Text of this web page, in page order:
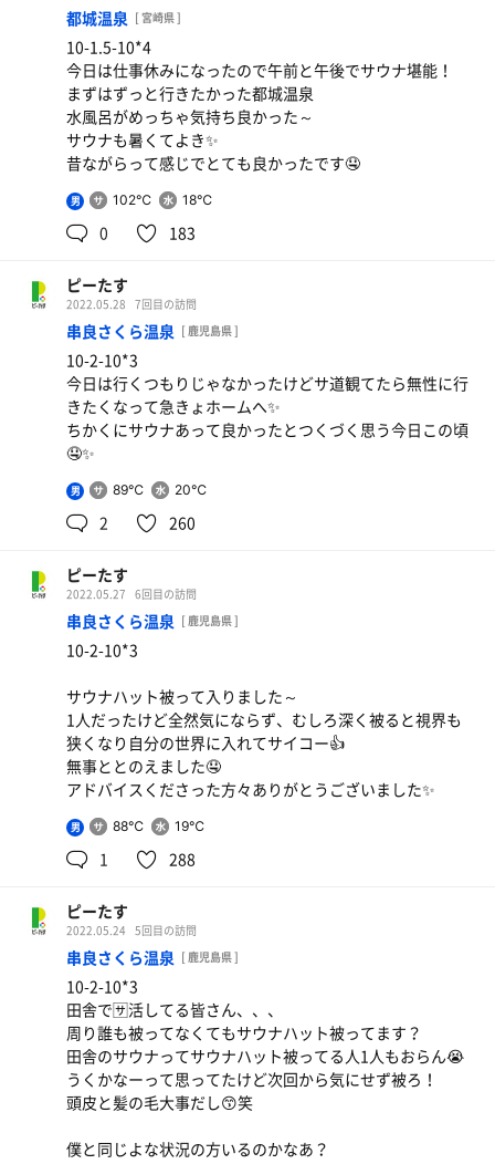
都城温泉 [ 宮崎県 ]
10-1.5-10*4
今日は仕事休みになったので午前と午後でサウナ堪能！
まずはずっと行きたかった都城温泉
水風呂がめっちゃ気持ち良かった～
サウナも暑くてよき✨
昔ながらって感じでとても良かったです🤤
男 102℃ 18℃
0 183
ピーたす
2022.05.28 7回目の訪問
串良さくら温泉 [ 鹿児島県 ]
10-2-10*3
今日は行くつもりじゃなかったけどサ道観てたら無性に行
きたくなって急きょホームへ✨
ちかくにサウナあって良かったとつくづく思う今日この頃
🤤✨
男 89℃ 20℃
2 260
ピーたす
2022.05.27 6回目の訪問
串良さくら温泉 [ 鹿児島県 ]
10-2-10*3
サウナハット被って入りました～
1人だったけど全然気にならず、むしろ深く被ると視界も
狭くなり自分の世界に入れてサイコー👍
無事ととのえました🤤
アドバイスくださった方々ありがとうございました✨
男 88℃ 19℃
1 288
ピーたす
2022.05.24 5回目の訪問
串良さくら温泉 [ 鹿児島県 ]
10-2-10*3
田舎で🈂️活してる皆さん、、、
周り誰も被ってなくてもサウナハット被ってます？
田舎のサウナってサウナハット被ってる人1人もおらん😭
うくかなーって思ってたけど次回から気にせず被ろ！
頭皮と髪の毛大事だし😙笑
僕と同じよな状況の方いるのかなあ？